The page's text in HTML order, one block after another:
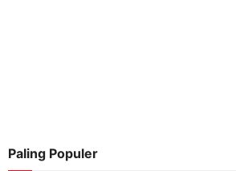
Paling Populer